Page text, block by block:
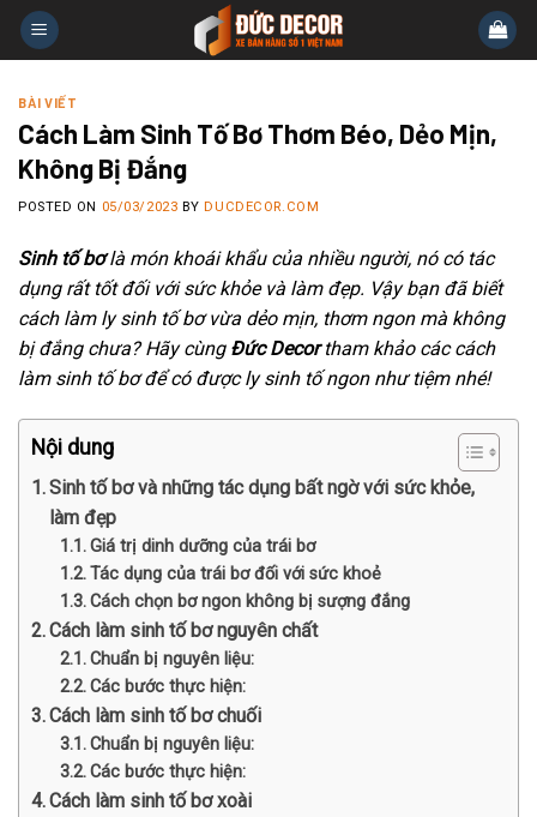
Skip
BÀI VIẾT
Cách Làm Sinh Tố Bơ Thơm Béo, Dẻo Mịn,
Không Bị Đắng
POSTED ON 05/03/2023 BYDUCDECOR.COM
Sinh tố bơlà món khoái khẩu của nhiều người, nó có tác
dụng rất tốt đối với sức khỏe và làm đẹp. Vậy bạn đã biết
cách làm ly sinh tố bơ vừa dẻo mịn, thơm ngon mà không
bị đắng chưa? Hãy cùng Đức Decortham khảo các cách
làm sinh tố bơ để có được ly sinh tố ngon như tiệm nhé!
Nội dung
Sinh tố bơ và những tác dụng bất ngờ với sức khỏe,
làm đẹp
Giá trị dinh dưỡng của trái bơ
Tác dụng của trái bơ đối với sức khoẻ
Cách chọn bơ ngon không bị sượng đắng
Cách làm sinh tố bơ nguyên chất
Chuẩn bị nguyên liệu:
Các bước thực hiện:
Cách làm sinh tố bơ chuối
Chuẩn bị nguyên liệu:
Các bước thực hiện:
Cách làm sinh tố bơ xoài